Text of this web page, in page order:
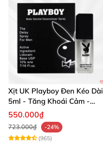
Xịt UK Playboy Đen Kéo Dài
5ml - Tăng Khoái Cảm -
Đặt Ngay
550.000₫
723.000₫
-24%
(965)